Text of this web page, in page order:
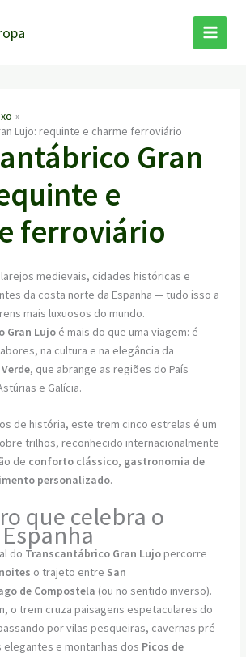
Lujo: requinte e charme ferroviário
Gran
e
ferroviário
medievais, cidades históricas e
da costa norte da Espanha — tudo isso a
mais luxuosos do mundo.
Gran Lujoé mais do que uma viagem: é
na cultura e na elegância da
, que abrange as regiões do País
e Galícia.
de história, este trem cinco estrelas é um
trilhos, reconhecido internacionalmente
de conforto clássico, gastronomia de
personalizado.
que celebra o
do Transcantábrico Gran Lujopercorre
o trajeto entre San
de Compostela (ou no sentido inverso).
o trem cruza paisagens espetaculares do
por vilas pesqueiras, cavernas pré-
e montanhas dos Picos de